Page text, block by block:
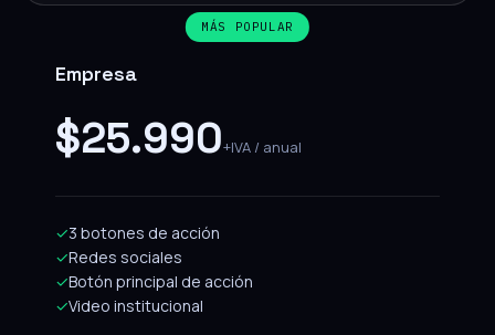
MÁS POPULAR
Empresa
$25.990+IVA / anual
✓3 botones de acción
✓Redes sociales
✓Botón principal de acción
✓Video institucional